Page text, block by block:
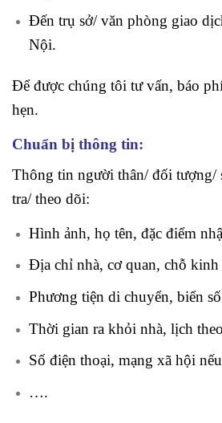
Đến trụ sở/ văn phòng giao
Nội.
Để được chúng tôi tư vấn, báo
hẹn.
Chuẩn bị thông tin:
Thông tin người thân/ đối tượng/
tra/ theo dõi:
Hình ảnh, họ tên, đặc điểm
Địa chỉ nhà, cơ quan, chỗ kinh
Phương tiện di chuyển, biển
Thời gian ra khỏi nhà, lịch
Số điện thoại, mạng xã hội
….